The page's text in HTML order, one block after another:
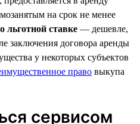
на срок не менее
льготной ставке — дешевле,
заключения договора аренды
у некоторых субъектов
право выкупа
сервисом